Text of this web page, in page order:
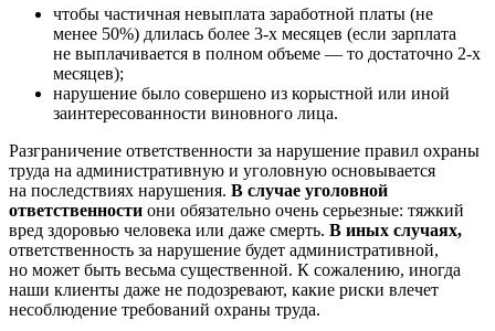
чтобы частичная невыплата заработной платы (не
менее 50%) длилась более 3-х месяцев (если зарплата
не выплачивается в полном объеме — то достаточно 2-х
месяцев);
нарушение было совершено из корыстной или иной
заинтересованности виновного лица.
Разграничение ответственности за нарушение правил охраны
труда на административную и уголовную основывается
на последствиях нарушения. В случае уголовной
ответственности они обязательно очень серьезные: тяжкий
вред здоровью человека или даже смерть. В иных случаях,
ответственность за нарушение будет административной,
но может быть весьма существенной. К сожалению, иногда
наши клиенты даже не подозревают, какие риски влечет
несоблюдение требований охраны труда.